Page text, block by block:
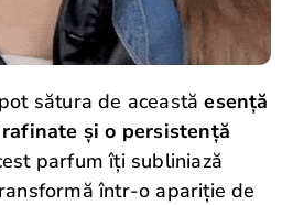
sătura de aceastăesență
și o persistență
parfum îți subliniază
într-o apariție de